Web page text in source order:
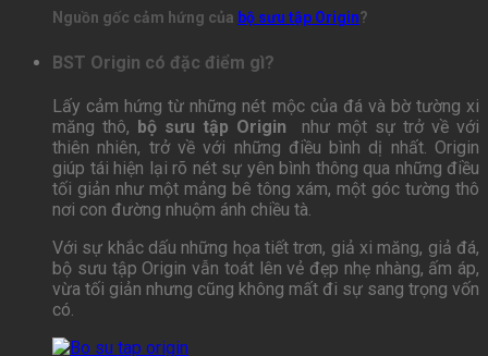
Nguồn gốc cảm hứng của bộ sưu tập Origin?
BST Origin có đặc điểm gì?
Lấy cảm hứng từ những nét mộc của đá và bờ tường xi
măng thô, bộ sưu tập Origin như một sự trở về với
thiên nhiên, trở về với những điều bình dị nhất. Origin
giúp tái hiện lại rõ nét sự yên bình thông qua những điều
tối giản như một mảng bê tông xám, một góc tường thô
nơi con đường nhuộm ánh chiều tà.
Với sự khắc dấu những họa tiết trơn, giả xi măng, giả đá,
bộ sưu tập Origin vẫn toát lên vẻ đẹp nhẹ nhàng, ấm áp,
vừa tối giản nhưng cũng không mất đi sự sang trọng vốn
có.